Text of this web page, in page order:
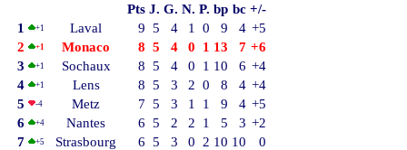
Pts J. G. N. P. bp bc +/-
1
+1 Laval 9 5 4 1 0 9 4 +5
2
+1 Monaco 8 5 4 0 1 13 7 +6
3
+1 Sochaux 8 5 4 0 1 10 6 +4
4
+1 Lens 8 5 3 2 0 8 4 +4
5
-4 Metz 7 5 3 1 1 9 4 +5
6
+4 Nantes 6 5 2 2 1 5 3 +2
7
+5 Strasbourg 6 5 3 0 2 10 10
0